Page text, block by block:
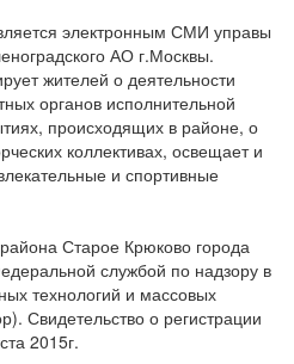
электронным СМИ управы
АО г.Москвы.
жителей о деятельности
органов исполнительной
происходящих в районе, о
коллективах, освещает и
и спортивные
Старое Крюково города
службой по надзору в
технологий и массовых
Свидетельство о регистрации
2015г.